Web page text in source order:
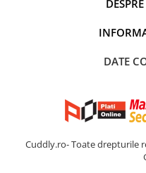
DATE
Cuddly.ro- Toate drepturile